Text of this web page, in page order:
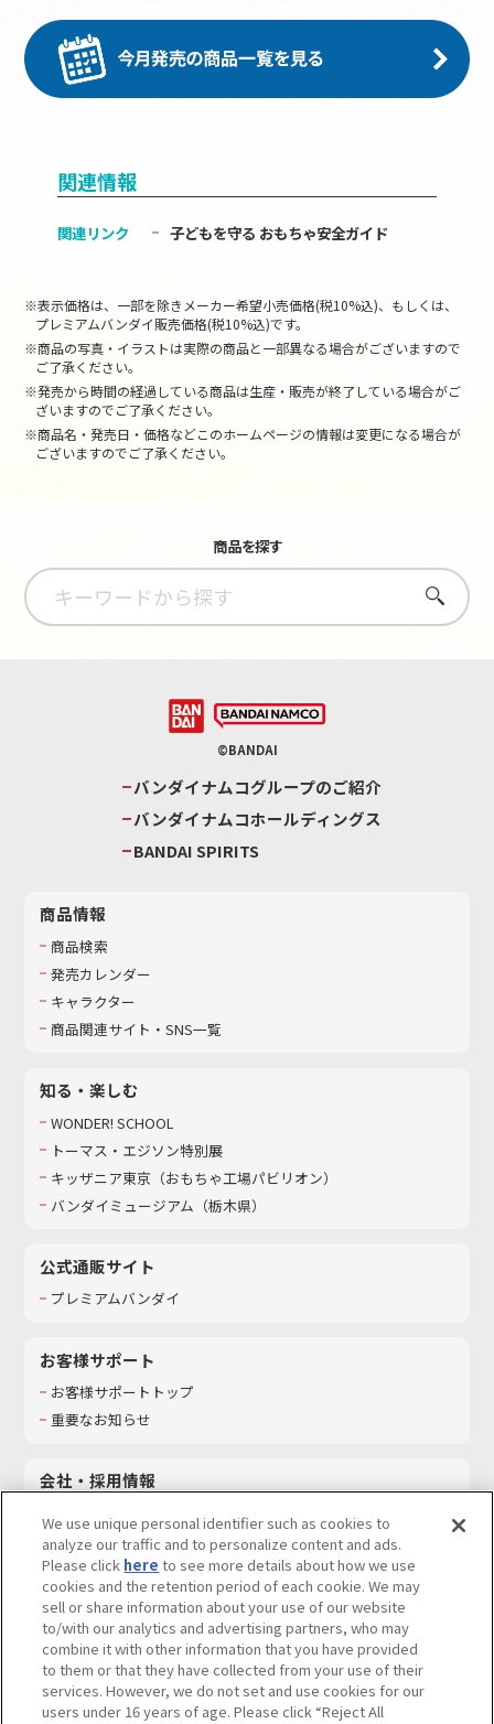
関連情報
関連リンク 子どもを守る おもちゃ安全ガイド
※表示価格は、一部を除きメーカー希望小売価格(税10%込)、もしくは、
プレミアムバンダイ販売価格(税10%込)です。
※商品の写真・イラストは実際の商品と一部異なる場合がございますので
ご了承ください。
※発売から時間の経過している商品は生産・販売が終了している場合がご
ざいますのでご了承ください。
※商品名・発売日・価格などこのホームページの情報は変更になる場合が
ございますのでご了承ください。
商品を探す
さがす
©BANDAI
バンダイナムコグループのご紹介
バンダイナムコホールディングス
BANDAI SPIRITS
商品情報
商品検索
発売カレンダー
キャラクター
商品関連サイト・SNS一覧
知る・楽しむ
WONDER! SCHOOL
トーマス・エジソン特別展
キッザニア東京（おもちゃ工場パビリオン）​
バンダイミュージアム（栃木県）
公式通販サイト
プレミアムバンダイ
お客様サポート
お客様サポートトップ
重要なお知らせ
会社・採用情報
採用情報
サステナビリティ
お問い合わせ
ウェブサイトご利用条件 ソーシャルメディアポリシー
We use unique personal identifier such as cookies to
analyze our traffic and to personalize content and ads.
Please click here to see more details about how we use
cookies and the retention period of each cookie. We may
sell or share information about your use of our website
to/with our analytics and advertising partners, who may
combine it with other information that you have provided
to them or that they have collected from your use of their
services. However, we do not set and use cookies for our
users under 16 years of age. Please click “Reject All